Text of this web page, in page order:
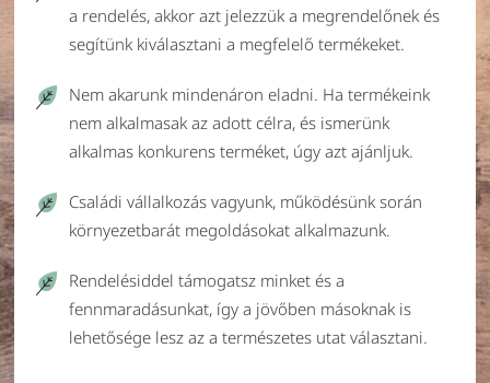
a rendelés, akkor azt jelezzük a megrendelőnek és
segítünk kiválasztani a megfelelő termékeket.
Nem akarunk mindenáron eladni. Ha termékeink
nem alkalmasak az adott célra, és ismerünk
alkalmas konkurens terméket, úgy azt ajánljuk.
Családi vállalkozás vagyunk, működésünk során
környezetbarát megoldásokat alkalmazunk.
Rendelésiddel támogatsz minket és a
fennmaradásunkat, így a jövőben másoknak is
lehetősége lesz az a természetes utat választani.